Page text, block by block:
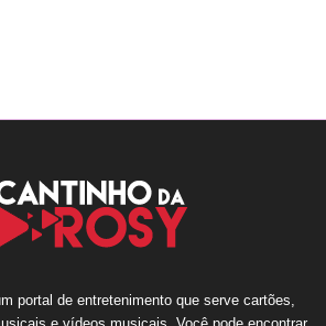
portal de entretenimento que serve cartões,